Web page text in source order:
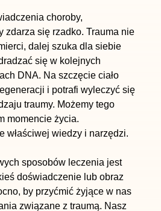
choroby,
zdarza się rzadko. Trauma nie
dalej szuka dla siebie
się w kolejnych
DNA. Na szczęcie ciało
i potrafi wyleczyć się
traumy. Możemy tego
momencie życia.
właściwej wiedzy i narzędzi.
sposobów leczenia jest
doświadczenie lub obraz
by przyćmić żyjące w nas
związane z traumą. Nasz